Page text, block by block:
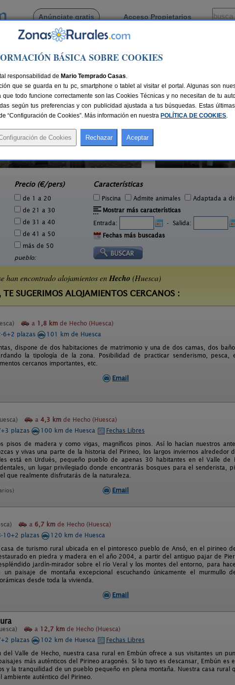
Anúnciate gratis Acceso Propietarios
por pueblo
Casa Llardana
Precio (€/pers)
de 1 a 20
de 21 a 30
de 31 a 40
de 41 a 50
más de 50
pueblo:
Características
Piscina Admite animales
Adaptada a
Mostrar más características
Entrada:
- Salida:
Fechas más buscadas
han encontrado alojamientos enHecho (Huesca)
TE SUGERIMOS ALOJAMIENTOS CERCANOS :
a 1,8 km de Hecho (Huesca)
6+2 plazas
101 km de Huesca
dispone de dos habitaciones de matrimonio y una de dos camas, dos
la tipología de la zona. Posibilidad de practicar senderismo, pesca,
cercanos importantes, etc.
Email
a 4,3 km de Hecho (Huesca)
plazas 100 km de Huesca
Fechas Libres
pisos de madera y como vigas, magníficos pinos. Así lo hacían nuestros
y vivas una parte de la historia del Pirineo, los largos inviernos alrededor
está en Urdués, pequeño pueblo de apenas 30 habitantes en el Valle de
un lugar privilegiado donde encontrarás bosques para el senderista,
que realmente disfrutarás de la naturaleza.
Email
a 6,7 km de Hecho (Huesca)
10+2 plazas
120 km de Huesca
de turismo rural ubicada en el pintoresco pueblo de Ansó, en el pirineo
en piedra y madera en el año 2004, a partir del antiguo pajar de
jardín-mirador sobre el río Veral y los montes del entorno, para
un paisaje de montaña excepcional escuchando únicamente el murmullo
desde toda la vivienda.
Email
a 12,7 km de Hecho (Huesca)
plazas 102 km de Huesca
Fechas Libres
del Valle de Hecho, nuestra casa rural en Embún ofrece a sus visitantes un
más auténticos del Pirineo aragonés. Si lo tuyo es descansar, Embún es
y la tranquilidad de un pueblo pequeño en plena montaña. Nuestra casa rural
auténtico del Pirineo.
BÁSICA SOBRE COOKIES
responsabilidad de Mario Temprado Casas.
que se guarda en tu pc, smartphone o tablet al visitar el portal. Algunas son
todo funcione correctamente son las Cookies Técnicas y no necesitan de tu
según tus preferencias y con publicidad ajustada a tus búsquedas. Estas
“Configuración de Cookies”. Más información en nuestra POLÍTICA DE COOKIES.